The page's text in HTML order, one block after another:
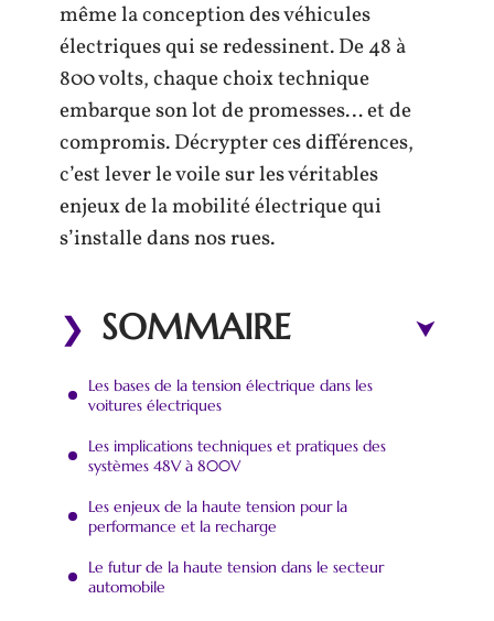
même la conception des véhicules
électriques qui se redessinent. De 48 à
800 volts, chaque choix technique
embarque son lot de promesses… et de
compromis. Décrypter ces différences,
c’est lever le voile sur les véritables
enjeux de la mobilité électrique qui
s’installe dans nos rues.
SOMMAIRE
Les bases de la tension électrique dans les
voitures électriques
Les implications techniques et pratiques des
systèmes 48V à 800V
Les enjeux de la haute tension pour la
performance et la recharge
Le futur de la haute tension dans le secteur
automobile